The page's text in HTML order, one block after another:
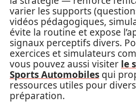
varier les supports
vidéos pédagogiques,
évite la routine et expose
signaux perceptifs divers.
exercices et simulateurs
vous pouvez aussi visiter le
Sports Automobiles qui
ressources utiles pour
préparation.